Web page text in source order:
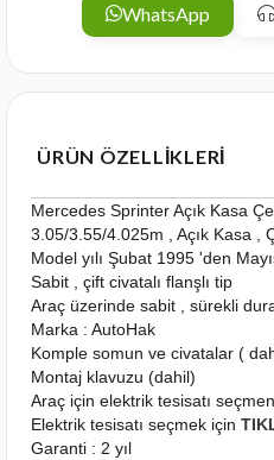
WhatsApp
ÜRÜN ÖZELLIKLERI
Mercedes Sprinter Açık Kasa
3.05/3.55/4.025m , Açık Kasa ,
Model yılı Şubat 1995 'den
Sabit , çift civatalı flanşlı tip
Araç üzerinde sabit , sürekli
Marka : AutoHak
Komple somun ve civatalar (
Montaj klavuzu (dahil)
Araç için elektrik tesisatı
Elektrik tesisatı seçmek için
Garanti : 2 yıl